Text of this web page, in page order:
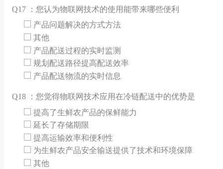
Q17 ：您认为物联网技术的使用能带来哪些便利
产品问题解决的方式方法
其他
产品配送过程的实时监测
规划配送路径提高配送效率
产品配送物流的实时信息
Q18 ：您觉得物联网技术应用在冷链配送中的优势是
提高了生鲜农产品的保鲜能力
延长了存储期限
提高运输效率和便利性
为生鲜农产品安全输送提供了技术和环境保障
其他